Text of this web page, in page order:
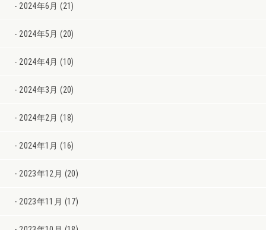
2024年6月 (21)
2024年5月 (20)
2024年4月 (10)
2024年3月 (20)
2024年2月 (18)
2024年1月 (16)
2023年12月 (20)
2023年11月 (17)